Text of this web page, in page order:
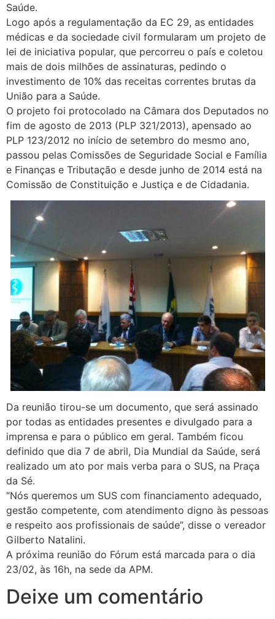
Saúde.
Logo após a regulamentação da EC 29, as entidades
médicas e da sociedade civil formularam um projeto de
lei de iniciativa popular, que percorreu o país e coletou
mais de dois milhões de assinaturas, pedindo o
investimento de 10% das receitas correntes brutas da
União para a Saúde.
O projeto foi protocolado na Câmara dos Deputados no
fim de agosto de 2013 (PLP 321/2013), apensado ao
PLP 123/2012 no início de setembro do mesmo ano,
passou pelas Comissões de Seguridade Social e Família
e Finanças e Tributação e desde junho de 2014 está na
Comissão de Constituição e Justiça e de Cidadania.
Da reunião tirou-se um documento, que será assinado
por todas as entidades presentes e divulgado para a
imprensa e para o público em geral. Também ficou
definido que dia 7 de abril, Dia Mundial da Saúde, será
realizado um ato por mais verba para o SUS, na Praça
da Sé.
“Nós queremos um SUS com financiamento adequado,
gestão competente, com atendimento digno às pessoas
e respeito aos profissionais de saúde”, disse o vereador
Gilberto Natalini.
A próxima reunião do Fórum está marcada para o dia
23/02, às 16h, na sede da APM.
Deixe um comentário